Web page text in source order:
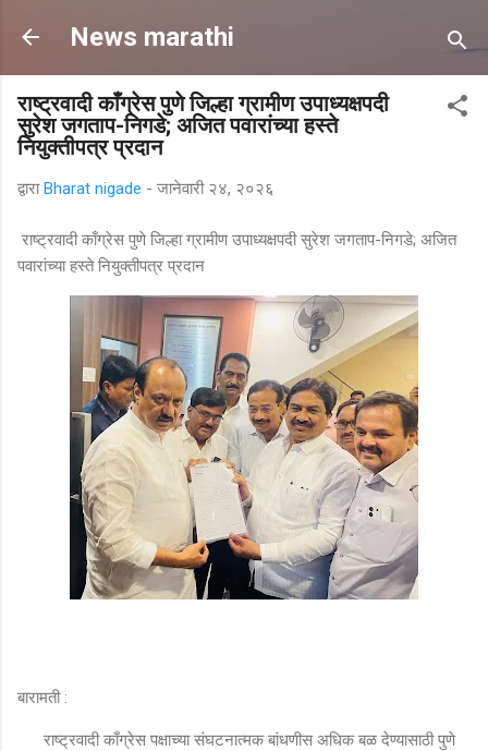
मुख्य सामग्रीवर वगळा
News marathi
राष्ट्रवादी काँग्रेस पुणे जिल्हा ग्रामीण उपाध्यक्षपदी
सुरेश जगताप-निगडे; अजित पवारांच्या हस्ते
नियुक्तीपत्र प्रदान
द्वाराBharat nigade - जानेवारी २४, २०२६
राष्ट्रवादी काँग्रेस पुणे जिल्हा ग्रामीण उपाध्यक्षपदी सुरेश जगताप-निगडे; अजित
पवारांच्या हस्ते नियुक्तीपत्र प्रदान
बारामती :
राष्ट्रवादी काँग्रेस पक्षाच्या संघटनात्मक बांधणीस अधिक बळ देण्यासाठी पुणे